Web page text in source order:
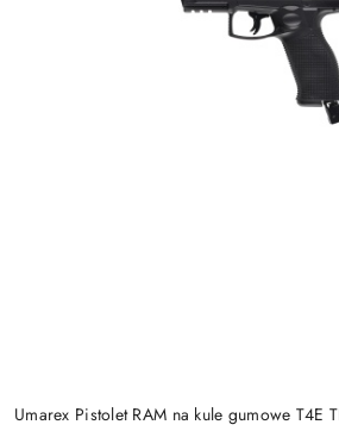
Umarex Pistolet RAM na kule gumowe T4E